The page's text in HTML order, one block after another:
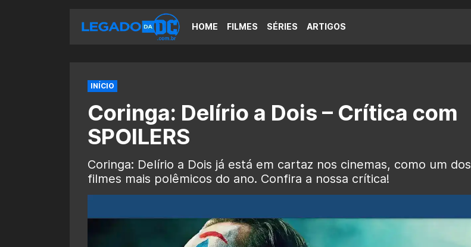
HOME FILMES SÉRIES ARTIGOS
INÍCIO
Coringa: Delírio a Dois – Crítica com
SPOILERS
Coringa: Delírio a Dois já está em cartaz nos cinemas, como um dos
filmes mais polêmicos do ano. Confira a nossa crítica!